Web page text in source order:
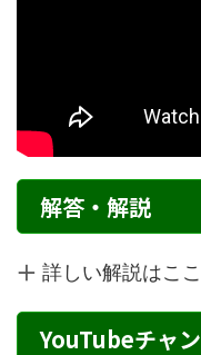
解答・解説
詳しい解説はこ
YouTubeチャ